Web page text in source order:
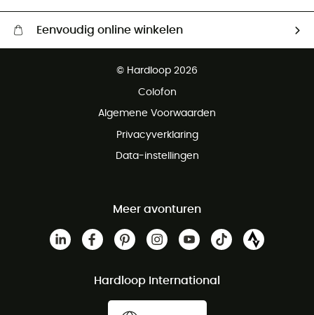
Eenvoudig online winkelen
Gratis retourneren binnen 100 dagen
© Hardloop 2026
Colofon
Algemene Voorwaarden
Privacyverklaring
Data-instellingen
Meer avonturen
Hardloop International